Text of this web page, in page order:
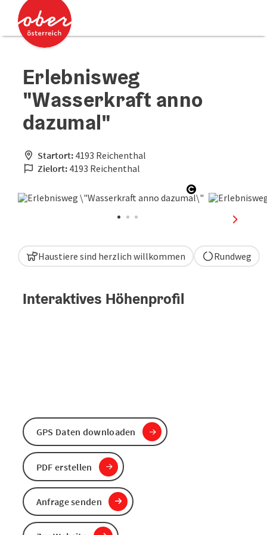
Zum Inhalt
Zum Seitenanfang
Erlebnisweg
"Wasserkraft anno
dazumal"
Startort: 4193 Reichenthal
Zielort: 4193 Reichenthal
Copyright
Haustiere sind herzlich willkommen Rundweg
Interaktives Höhenprofil
GPS Daten downloaden
PDF erstellen
Anfrage senden